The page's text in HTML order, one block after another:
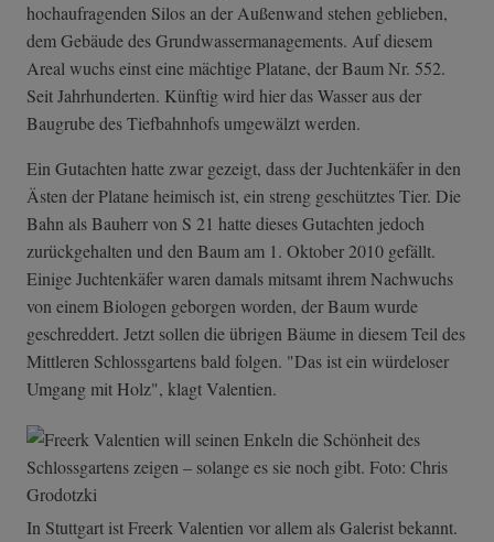
hochaufragenden Silos an der Außenwand stehen geblieben,
dem Gebäude des Grundwassermanagements. Auf diesem
Areal wuchs einst eine mächtige Platane, der Baum Nr. 552.
Seit Jahrhunderten. Künftig wird hier das Wasser aus der
Baugrube des Tiefbahnhofs umgewälzt werden.
Ein Gutachten hatte zwar gezeigt, dass der Juchtenkäfer in den
Ästen der Platane heimisch ist, ein streng geschütztes Tier. Die
Bahn als Bauherr von S 21 hatte dieses Gutachten jedoch
zurückgehalten und den Baum am 1. Oktober 2010 gefällt.
Einige Juchtenkäfer waren damals mitsamt ihrem Nachwuchs
von einem Biologen geborgen worden, der Baum wurde
geschreddert. Jetzt sollen die übrigen Bäume in diesem Teil des
Mittleren Schlossgartens bald folgen. "Das ist ein würdeloser
Umgang mit Holz", klagt Valentien.
In Stuttgart ist Freerk Valentien vor allem als Galerist bekannt.